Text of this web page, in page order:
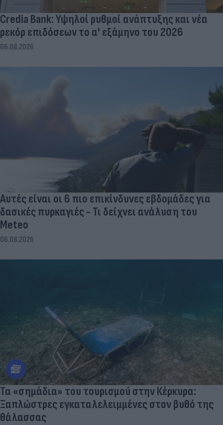
Credia Bank: Υψηλοί ρυθμοί ανάπτυξης και νέα
ρεκόρ επιδόσεων το α' εξάμηνο του 2026
06.08.2026
Αυτές είναι οι 6 πιο επικίνδυνες εβδομάδες για
δασικές πυρκαγιές - Τι δείχνει ανάλυση του
Meteo
06.08.2026
Τα «σημάδια» του τουρισμού στην Κέρκυρα:
Ξαπλώστρες εγκαταλελειμμένες στον βυθό της
θάλασσας